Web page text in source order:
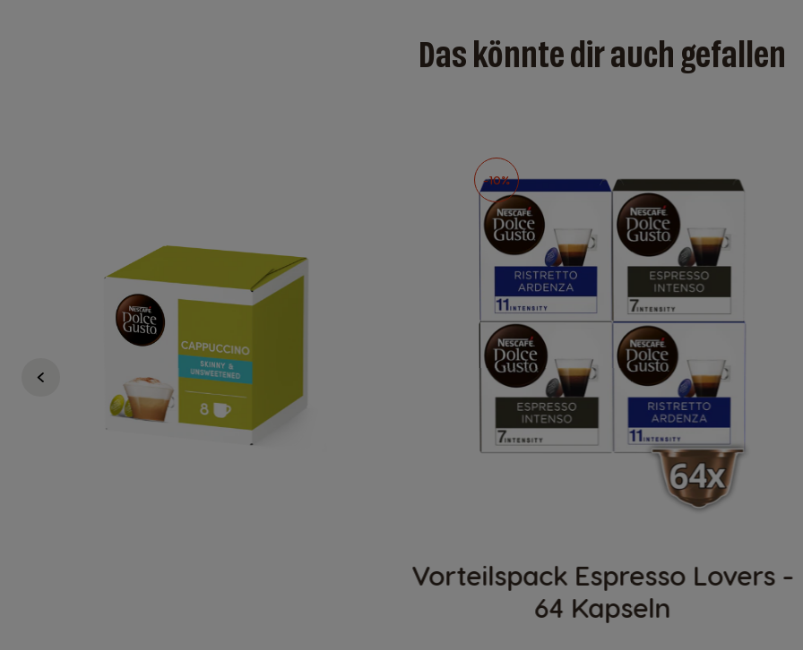
Das könnte dir auch gefallen
-10%
Vorteilspack Espresso Lovers -
64 Kapseln